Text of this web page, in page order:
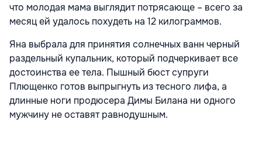
что молодая мама выглядит потрясающе – всего за
месяц ей удалось похудеть на 12 килограммов.
Яна выбрала для принятия солнечных ванн черный
раздельный купальник, который подчеркивает все
достоинства ее тела. Пышный бюст супруги
Плющенко готов выпрыгнуть из тесного лифа, а
длинные ноги продюсера Димы Билана ни одного
мужчину не оставят равнодушным.